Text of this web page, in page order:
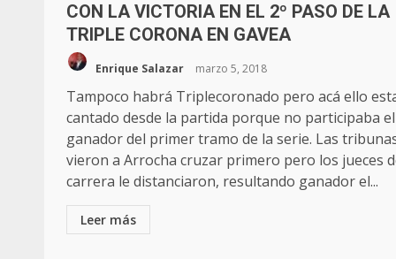
CON LA VICTORIA EN EL 2º PASO DE LA
TRIPLE CORONA EN GAVEA
Enrique Salazar marzo 5, 2018
Tampoco habrá Triplecoronado pero acá ello
cantado desde la partida porque no participaba el
ganador del primer tramo de la serie. Las
vieron a Arrocha cruzar primero pero los jueces
carrera le distanciaron, resultando ganador el...
Leer más